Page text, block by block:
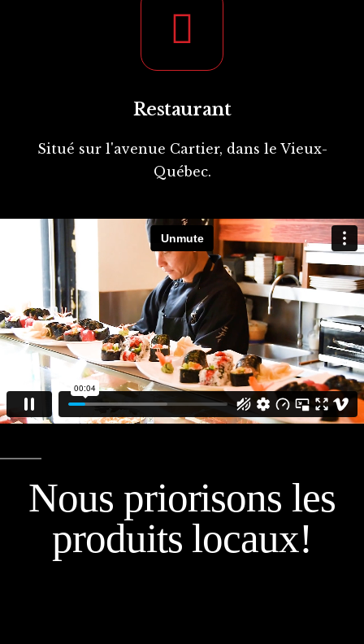
Restaurant
Situé sur l'avenue Cartier, dans le Vieux-
Québec.
Nous priorisons les
produits locaux!